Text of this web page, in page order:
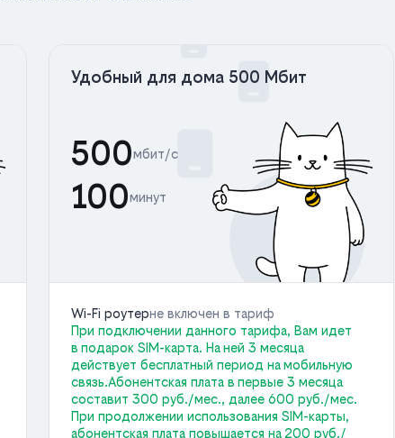
Удобный для дома 500 Мбит
500мбит/с
100минут
Wi-Fi роутерне включен в тариф
При подключении данного тарифа, Вам идет
в подарок SIM-карта. На ней 3 месяца
действует бесплатный период на мобильную
связь.Абонентская плата в первые 3 месяца
составит 300 руб./мес., далее 600 руб./мес.
При продолжении использования SIM-карты,
абонентская плата повышается на 200 руб./